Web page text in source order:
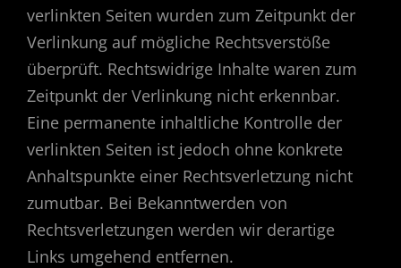
verlinkten Seiten wurden zum Zeitpunkt der
Verlinkung auf mögliche Rechtsverstöße
überprüft. Rechtswidrige Inhalte waren zum
Zeitpunkt der Verlinkung nicht erkennbar.
Eine permanente inhaltliche Kontrolle der
verlinkten Seiten ist jedoch ohne konkrete
Anhaltspunkte einer Rechtsverletzung nicht
zumutbar. Bei Bekanntwerden von
Rechtsverletzungen werden wir derartige
Links umgehend entfernen.